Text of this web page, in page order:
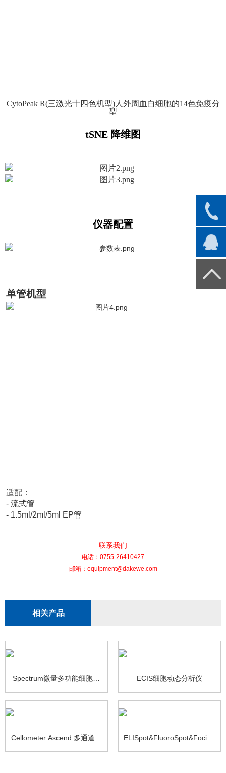
CytoPeak R(三激光十四色机型)人外周血白细胞的14色免疫分
型
tSNE 降维图
仪器配置
单管机型
适配：
- 流式管
- 1.5ml/2ml/5ml EP管
联系我们
电话：0755-26410427
邮箱：equipment@dakewe.com
相关产品
Spectrum微量多功能细胞荧
ECIS细胞动态分析仪
Cellometer Ascend 多通道细
ELISpot&FluoroSpot&FociSpot